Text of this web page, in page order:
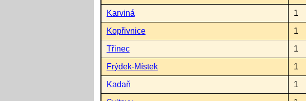
Karviná 1
Kopřivnice 1
Třinec 1
Frýdek-Místek 1
Kadaň 1